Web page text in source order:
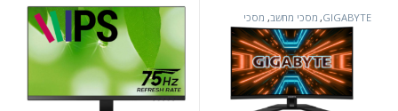
GIGABYTE
, מסכי מחשב, מסכי
מחשב/טלוויזיות/מתקני תלייה
,Solid מסכי מחשב מסכי
מחשב/טלוויזיות/מתקני תלייה